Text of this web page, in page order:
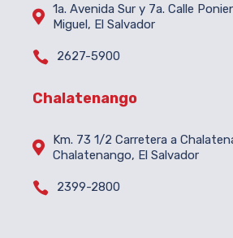
 1a. Avenida Sur y 7a. Calle
Miguel, El Salvador
 2627-5900
Chalatenango

Km. 73 1/2 Carretera a
Chalatenango, El Salvador
 2399-2800